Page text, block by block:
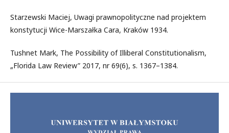
Starzewski Maciej, Uwagi prawnopolityczne nad projektem
konstytucji Wice-Marszałka Cara, Kraków 1934.
Tushnet Mark, The Possibility of Illiberal Constitutionalism,
„Florida Law Review” 2017, nr 69(6), s. 1367–1384.